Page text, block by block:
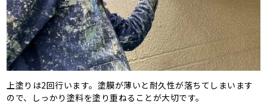
上塗りは2回行います。塗膜が薄いと耐久性が落ちてしまいます
ので、しっかり塗料を塗り重ねることが大切です。